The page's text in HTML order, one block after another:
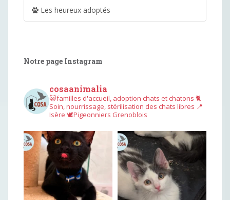
Les heureux adoptés
Notre page Instagram
cosaanimalia
😺familles d'accueil, adoption chats et chatons 🐈
Soin, nourrissage, stérilisation des chats libres 📍
Isère 🕊︎Pigeonniers Grenoblois